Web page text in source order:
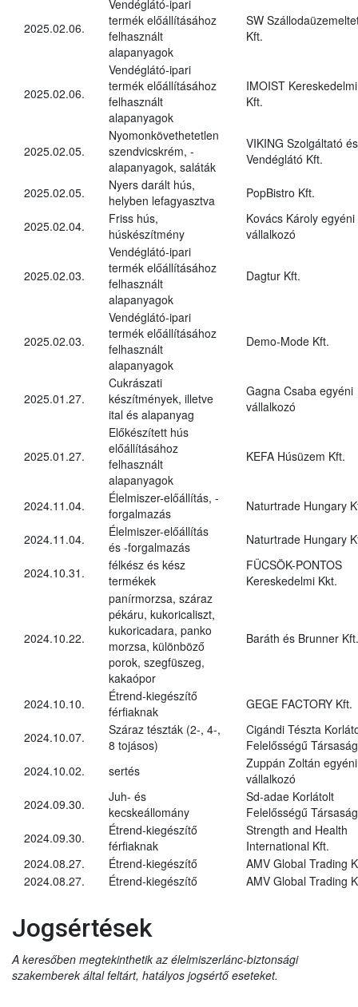
2025.02.06.
Vendéglátó-ipari
termék előállításához
felhasznált
alapanyagok
SW
Kft.
2025.02.06.
Vendéglátó-ipari
termék előállításához
felhasznált
alapanyagok
IMOIST Kereskedelmi
Kft.
2025.02.05.
Nyomonkövethetetlen
szendvicskrém, -
alapanyagok, saláták
VIKING Szolgáltató és
Vendéglátó Kft.
2025.02.05.
Nyers darált hús,
helyben lefagyasztva
PopBistro Kft.
2025.02.04.
Friss hús,
húskészítmény
Kovács Károly egyéni
vállalkozó
2025.02.03.
Vendéglátó-ipari
termék előállításához
felhasznált
alapanyagok
Dagtur Kft.
2025.02.03.
Vendéglátó-ipari
termék előállításához
felhasznált
alapanyagok
Demo-Mode Kft.
2025.01.27.
Cukrászati
készítmények, illetve
ital és alapanyag
Gagna Csaba egyéni
vállalkozó
2025.01.27.
Előkészített hús
előállításához
felhasznált
alapanyagok
KEFA Húsüzem Kft.
2024.11.04.
Élelmiszer-előállítás, -
forgalmazás
Naturtrade Hungary
2024.11.04.
Élelmiszer-előállítás
és -forgalmazás
Naturtrade Hungary
2024.10.31.
félkész és kész
termékek
FÜCSÖK-PONTOS
Kereskedelmi Kkt.
2024.10.22.
panírmorzsa, száraz
pékáru, kukoricaliszt,
kukoricadara, panko
morzsa, különböző
porok, szegfüszeg,
kakaópor
Baráth és Brunner Kft.
2024.10.10.
Étrend-kiegészítő
férfiaknak
GEGE FACTORY Kft.
2024.10.07.
Száraz tészták (2-, 4-,
8 tojásos)
Cigándi Tészta
Felelősségű Társaság
2024.10.02.
sertés
Zuppán Zoltán egyéni
vállalkozó
2024.09.30.
Juh- és
kecskeállomány
Sd-adae Korlátolt
Felelősségű Társaság
2024.09.30.
Étrend-kiegészítő
férfiaknak
Strength and Health
International Kft.
2024.08.27.
Étrend-kiegészítő
AMV Global Trading
2024.08.27.
Étrend-kiegészítő AMV Global Trading
Jogsértések
A keresőben megtekinthetik az élelmiszerlánc-biztonsági
szakemberek által feltárt, hatályos jogsértő eseteket.